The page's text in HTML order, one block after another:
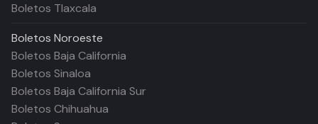
Boletos Tlaxcala
Boletos Noroeste
Boletos Baja California
Boletos Sinaloa
Boletos Baja California Sur
Boletos Chihuahua